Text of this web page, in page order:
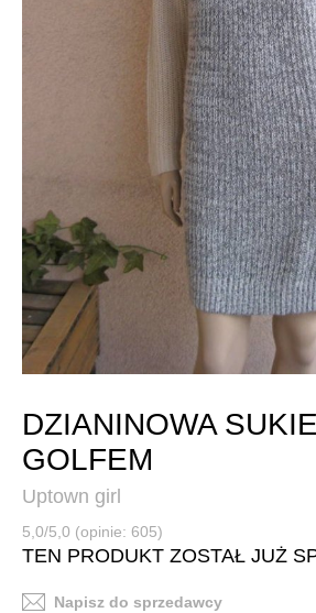
DZIANINOWA
GOLFEM
Uptown girl
5,0/5,0 (opinie: 605)
TEN PRODUKT ZOSTAŁ JUŻ
Napisz do sprzedawcy